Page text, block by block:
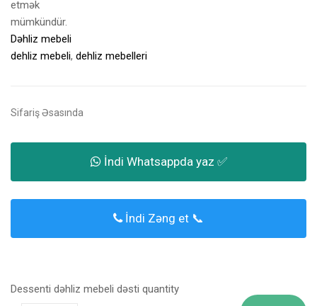
etmək
mümkündür.
Dəhliz mebeli
dehliz mebeli, dehliz mebelleri
Sifariş Əsasında
İndi Whatsappda yaz ✅
İndi Zəng et 📞
Dessenti dəhliz mebeli dəsti quantity